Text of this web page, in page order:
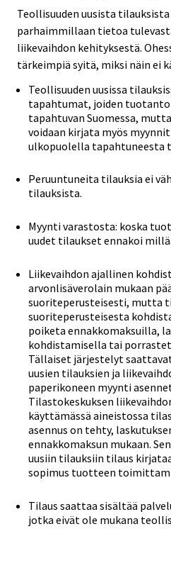
Teollisuuden uusista tilauksista
parhaimmillaan tietoa
liikevaihdon kehityksestä.
tärkeimpiä syitä, miksi näin ei
Teollisuuden uusissa
tapahtumat, joiden
tapahtuvan Suomessa,
voidaan kirjata myös
ulkopuolella tapahtuneesta
Peruuntuneita tilauksia ei
tilauksista.
Myynti varastosta: koska
uudet tilaukset ennakoi
Liikevaihdon ajallinen
arvonlisäverolain mukaan
suoriteperusteisesti, mutta
suoriteperusteisesta
poiketa ennakkomaksuilla,
kohdistamisella tai
Tällaiset järjestelyt
uusien tilauksien ja
paperikoneen myynti
Tilastokeskuksen
käyttämässä aineistossa
asennus on tehty,
ennakkomaksun mukaan.
uusiin tilauksiin tilaus
sopimus tuotteen
Tilaus saattaa sisältää
jotka eivät ole mukana